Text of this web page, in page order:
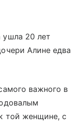
ушла 20 лет
Алине едва
важного в
той женщине, с